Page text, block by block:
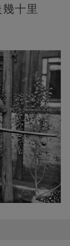
十里